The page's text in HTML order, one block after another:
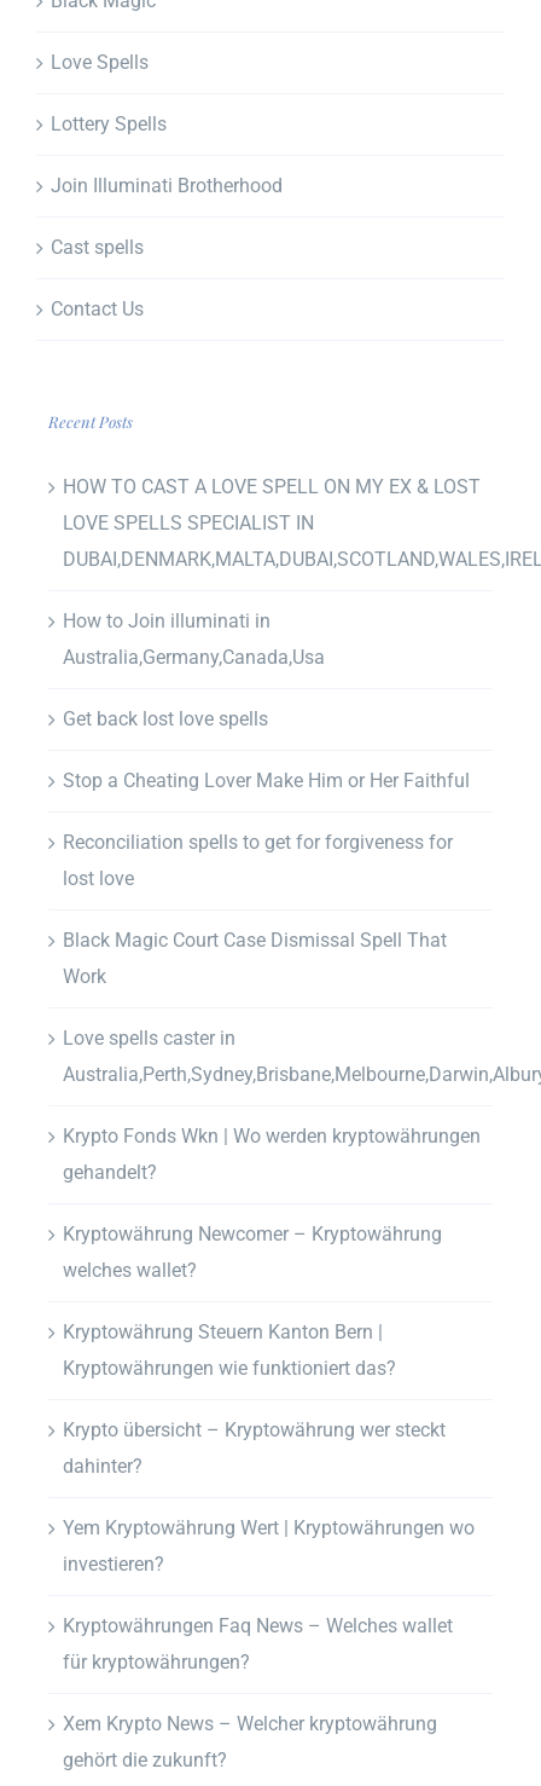
Love Spells
Lottery Spells
Join Illuminati Brotherhood
Cast spells
Contact Us
Recent Posts
HOW TO CAST A LOVE SPELL ON MY EX & LOST
LOVE SPELLS SPECIALIST IN
How to Join illuminati in
Australia,Germany,Canada,Usa
Get back lost love spells
Stop a Cheating Lover Make Him or Her Faithful
Reconciliation spells to get for forgiveness for
lost love
Black Magic Court Case Dismissal Spell That
Work
Love spells caster in
Krypto Fonds Wkn | Wo werden kryptowährungen
gehandelt?
Kryptowährung Newcomer – Kryptowährung
welches wallet?
Kryptowährung Steuern Kanton Bern |
Kryptowährungen wie funktioniert das?
Krypto übersicht – Kryptowährung wer steckt
dahinter?
Yem Kryptowährung Wert | Kryptowährungen wo
investieren?
Kryptowährungen Faq News – Welches wallet
für kryptowährungen?
Xem Krypto News – Welcher kryptowährung
gehört die zukunft?